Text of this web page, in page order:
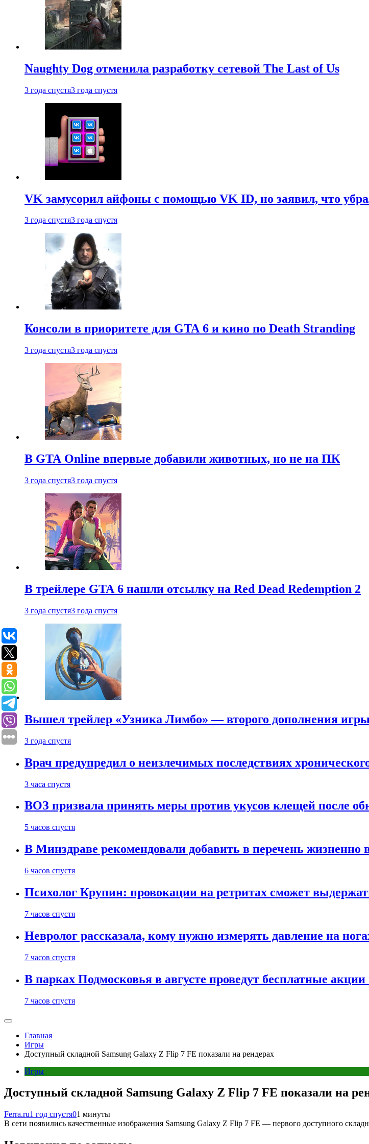
Naughty Dog отменила разработку сетевой The Last of Us
3 года спустя3 года спустя
VK замусорил айфоны с помощью VK ID, но заявил, что
3 года спустя3 года спустя
Консоли в приоритете для GTA 6 и кино по Death Stranding
3 года спустя3 года спустя
В GTA Online впервые добавили животных, но не на ПК
3 года спустя3 года спустя
В трейлере GTA 6 нашли отсылку на Red Dead Redemption 2
3 года спустя3 года спустя
Вышел трейлер «Узника Лимбо» — второго дополнения
3 года спустя
Врач предупредил о неизлечимых последствиях
3 часа спустя
ВОЗ призвала принять меры против укусов клещей после
5 часов спустя
В Минздраве рекомендовали добавить в перечень жизненно
6 часов спустя
Психолог Крупин: провокации на ретритах сможет
7 часов спустя
Невролог рассказала, кому нужно измерять давление на
7 часов спустя
В парках Подмосковья в августе проведут бесплатные
7 часов спустя
Главная
Игры
Доступный складной Samsung Galaxy Z Flip 7 FE показали на рендерах
Игры
Доступный складной Samsung Galaxy Z Flip 7 FE показали на
Ferra.ru1 год спустя01 минуты
В сети появились качественные изображения Samsung Galaxy Z Flip 7 FE — первого доступного